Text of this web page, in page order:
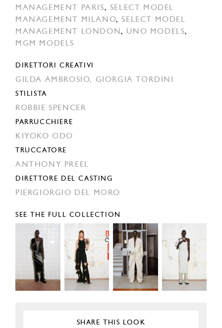
MANAGEMENT PARIS, SELECT MODEL
MANAGEMENT MILANO,SELECT MODEL
MANAGEMENT LONDON, UNO MODELS,
MGM MODELS
DIRETTORI CREATIVI
GILDA AMBROSIO, GIORGIA TORDINI
STILISTA
ROBBIE SPENCER
PARRUCCHIERE
KIYOKO ODO
TRUCCATORE
ANTHONY PREEL
DIRETTORE DEL CASTING
PIERGIORGIO DEL MORO
SEE THE FULL COLLECTION
SHARE THIS LOOK